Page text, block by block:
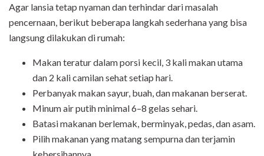
Agar lansia tetap nyaman dan terhindar dari masalah
pencernaan, berikut beberapa langkah sederhana yang bisa
langsung dilakukan di rumah:
Makan teratur dalam porsi kecil, 3 kali makan utama
dan 2 kali camilan sehat setiap hari.
Perbanyak makan sayur, buah, dan makanan berserat.
Minum air putih minimal 6–8 gelas sehari.
Batasi makanan berlemak, berminyak, pedas, dan asam.
Pilih makanan yang matang sempurna dan terjamin